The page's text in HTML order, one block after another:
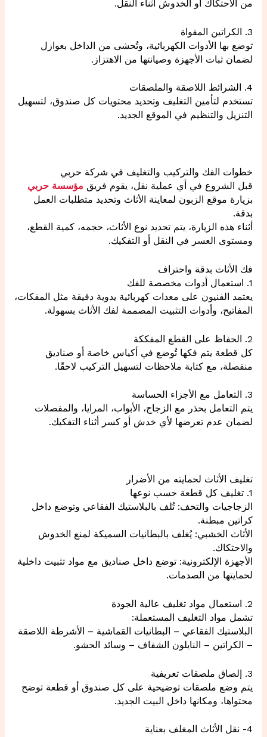
من الاحتكاك أو الخدوش أثناء النقل.
3. الكراتين المقواة
توضع بها الأدوات الكهربائية، وتُحشى من الداخل بعوازل
لضمان ثبات الأجهزة وصيانتها من الاهتزاز.
4. الشرائط اللاصقة والملصقات
تستخدم لتأمين التغليف وتحديد محتويات كل صندوق، لتسهيل
التنزيل والتنظيم في الموقع الجديد.
خطوات الفك والتركيب والتغليف في شركة حربي
قبل الشروع في أي عملية نقل، يقوم فريق مؤسسة حربي
بزيارة موقع الزبون لمعاينة الأثاث وتحديد متطلبات العمل
بدقة.
أثناء هذه الزيارة، يتم تحديد نوع الأثاث، حجمه، كمية القطع،
ومستوى العسر في النقل أو التفكيك.
فك الأثاث بدقة واحتراف
1. استعمال أدوات مخصصة للفك
يعتمد الفنيون على معدات كهربائية يدوية دقيقة مثل المفكات،
المفاتيح، وأدوات التثبيت المصممة لفك الأثاث بسهولة.
2. الحفاظ على القطع المفككة
كل قطعة يتم فكها تُوضع في أكياس خاصة أو صناديق
منفصلة، مع كتابة ملاحظات لتسهيل التركيب لاحقًا.
3. التعامل مع الأجزاء الحساسة
يتم التعامل بحذر مع الزجاج، الأبواب، المرايا، والمفصلات
لضمان عدم تعرضها لأي خدش أو كسر أثناء التفكيك.
تغليف الأثاث لحمايته من الأضرار
1. تغليف كل قطعة حسب نوعها
الزجاجيات والتحف: تُلف بالبلاستيك الفقاعي وتوضع داخل
كراتين مبطنة.
الأثاث الخشبي: يُغلف بالبطانيات السميكة لمنع الخدوش
والاحتكاك.
الأجهزة الإلكترونية: توضع داخل صناديق مع مواد تثبيت داخلية
لحمايتها من الصدمات.
2. استعمال مواد تغليف عالية الجودة
تشمل مواد التغليف المستعملة:
البلاستيك الفقاعي – البطانيات القماشية – الأشرطة اللاصقة
– الكراتين – النايلون الشفاف – وسائد الحشو.
3. إلصاق ملصقات تعريفية
يتم وضع ملصقات توضيحية على كل صندوق أو قطعة توضح
محتواها، ومكانها داخل البيت الجديد.
4- نقل الأثاث المغلف بعناية